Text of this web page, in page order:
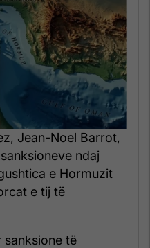
Jean-Noel Barrot,
ndaj
e Hormuzit
e tij të
sanksione të